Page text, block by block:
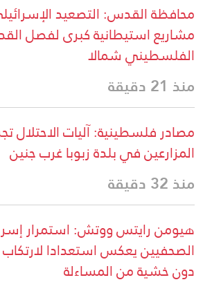
محافظة القدس: التصعيد
مشاريع استيطانية كبرى لفصل
الفلسطيني شمالا
منذ 21 دقيقة
مصادر فلسطينية: آليات الاحتلال
المزارعين في بلدة زبوبا غرب جنين
منذ 32 دقيقة
هيومن رايتس ووتش: استمرار
الصحفيين يعكس استعدادا
دون خشية من المساءلة